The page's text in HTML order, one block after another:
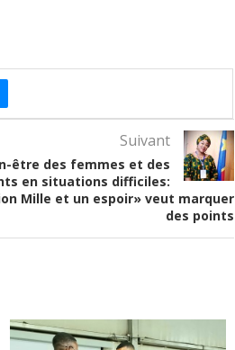
Suivant
être des femmes et des
en situations difficiles:
Mille et un espoir» veut marquer
des points